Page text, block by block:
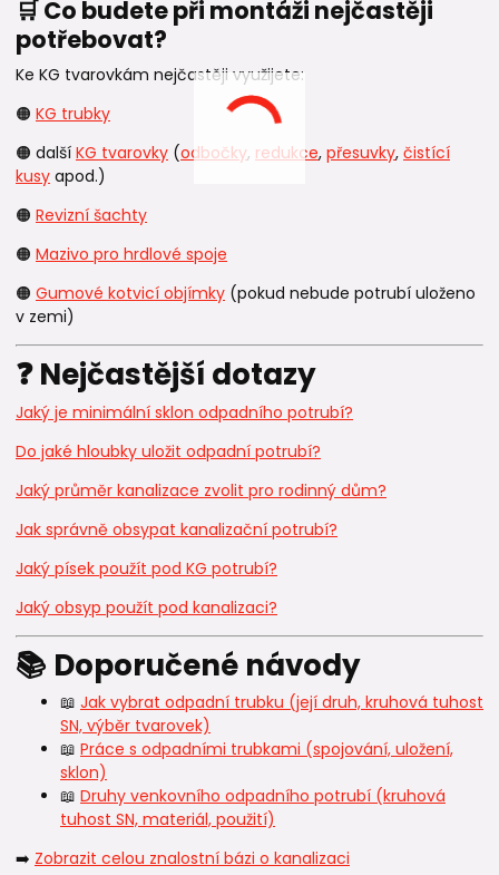
🛒 Co budete při montáži nejčastěji
potřebovat?
Ke KG tvarovkám nejčastěji využijete:
🟠 KG trubky
🟠 další KG tvarovky (odbočky, redukce, přesuvky, čistící
kusy apod.)
🟠 Revizní šachty
🟠 Mazivo pro hrdlové spoje
🟠 Gumové kotvicí objímky (pokud nebude potrubí uloženo
v zemi)
❓ Nejčastější dotazy
Jaký je minimální sklon odpadního potrubí?
Do jaké hloubky uložit odpadní potrubí?
Jaký průměr kanalizace zvolit pro rodinný dům?
Jak správně obsypat kanalizační potrubí?
Jaký písek použít pod KG potrubí?
Jaký obsyp použít pod kanalizaci?
📚 Doporučené návody
📖 Jak vybrat odpadní trubku (její druh, kruhová tuhost
SN, výběr tvarovek)
📖 Práce s odpadními trubkami (spojování, uložení,
sklon)
📖 Druhy venkovního odpadního potrubí (kruhová
tuhost SN, materiál, použití)
➡️ Zobrazit celou znalostní bázi o kanalizaci